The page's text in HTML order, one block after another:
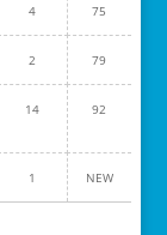
4 75
2 79
14 92
1 NEW